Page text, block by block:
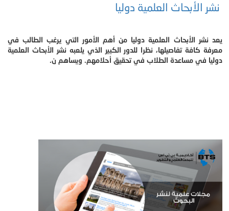
نشر الأبحاث العلمية دوليا
يعد نشر الأبحاث العلمية دوليا من أهم الأمور التي يرغب الطالب في
معرفة كافة تفاصيلها، نظرا للدور الكبير الذي يلعبه نشر الأبحاث العلمية
دوليا في مساعدة الطلاب في تحقيق أحلامهم. ويساهم ن.